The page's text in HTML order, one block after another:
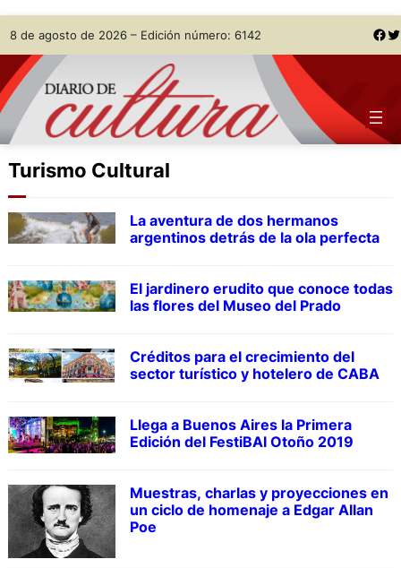
Skip
to
content
8 de agosto de 2026 – Edición número: 6142 Facebook Twitter
Turismo Cultural
La aventura de dos hermanos
argentinos detrás de la ola perfecta
El jardinero erudito que conoce todas
las flores del Museo del Prado
Créditos para el crecimiento del
sector turístico y hotelero de CABA
Llega a Buenos Aires la Primera
Edición del FestiBAl Otoño 2019
Muestras, charlas y proyecciones en
un ciclo de homenaje a Edgar Allan
Poe